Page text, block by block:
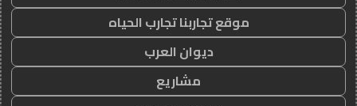
موقع تجاربنا تجارب الحياه
ديوان العرب
مشاريع